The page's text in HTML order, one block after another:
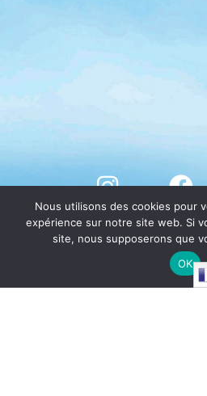
Nous utilisons des cookies pour
expérience sur notre site web. Si
site, nous supposerons que
OK